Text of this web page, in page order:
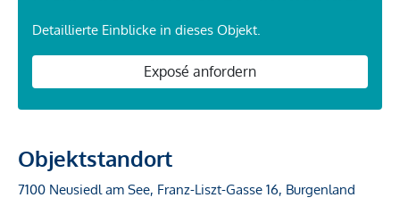
Detaillierte Einblicke in dieses Objekt.
Exposé anfordern
Objektstandort
7100 Neusiedl am See, Franz-Liszt-Gasse 16, Burgenland